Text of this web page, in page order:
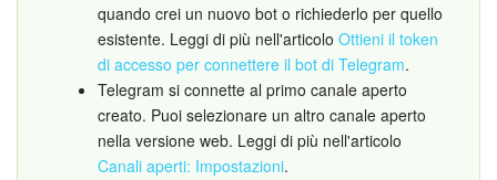
Prenotazione online
Contact Center
Sales Center
quando crei un nuovo bot o richiederlo per quello
esistente. Leggi di più nell'articolo Ottieni il token
di accesso per connettere il bot di Telegram.
Telegram si connette al primo canale aperto
creato. Puoi selezionare un altro canale aperto
nella versione web. Leggi di più nell'articolo
Canali aperti: Impostazioni.